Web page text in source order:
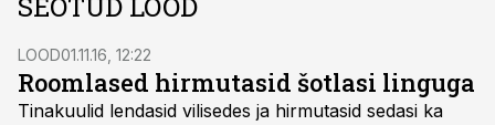
LOOD01.11.16, 12:22
Roomlased hirmutasid šotlasi linguga
Tinakuulid lendasid vilisedes ja hirmutasid sedasi ka